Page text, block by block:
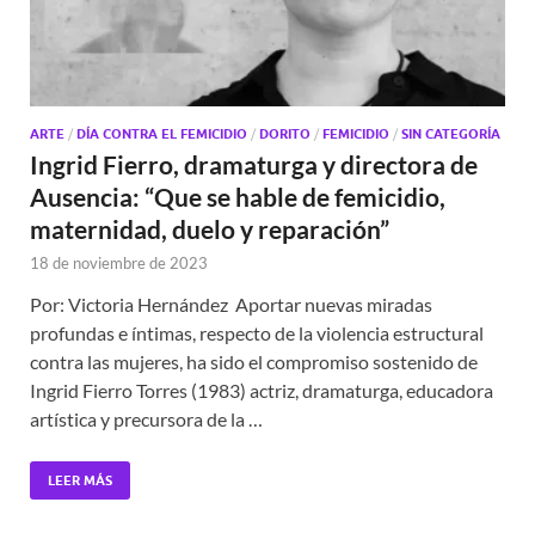
ARTE / DÍA CONTRA EL FEMICIDIO / DORITO / FEMICIDIO / SIN CATEGORÍA
Ingrid Fierro, dramaturga y directora de
Ausencia: “Que se hable de femicidio,
maternidad, duelo y reparación”
18 de noviembre de 2023
Por: Victoria Hernández Aportar nuevas miradas
profundas e íntimas, respecto de la violencia estructural
contra las mujeres, ha sido el compromiso sostenido de
Ingrid Fierro Torres (1983) actriz, dramaturga, educadora
artística y precursora de la …
LEER MÁS